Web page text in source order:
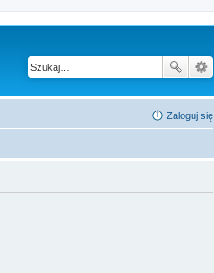
Zaloguj się